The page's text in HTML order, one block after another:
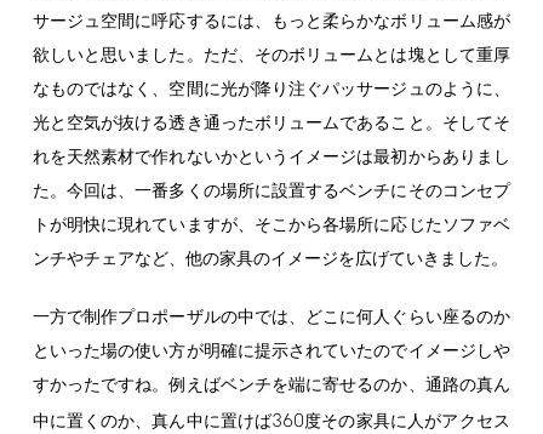
サージュ空間に呼応するには、もっと柔らかなボリューム感が
欲しいと思いました。ただ、そのボリュームとは塊として重厚
なものではなく、空間に光が降り注ぐパッサージュのように、
光と空気が抜ける透き通ったボリュームであること。そしてそ
れを天然素材で作れないかというイメージは最初からありまし
た。今回は、一番多くの場所に設置するベンチにそのコンセプ
トが明快に現れていますが、そこから各場所に応じたソファベ
ンチやチェアなど、他の家具のイメージを広げていきました。
一方で制作プロポーザルの中では、どこに何人ぐらい座るのか
といった場の使い方が明確に提示されていたのでイメージしや
すかったですね。例えばベンチを端に寄せるのか、通路の真ん
中に置くのか、真ん中に置けば360度その家具に人がアクセス